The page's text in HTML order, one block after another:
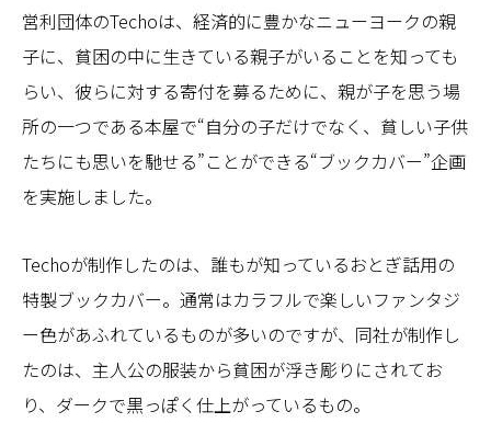
営利団体のTechoは、経済的に豊かなニューヨークの親
子に、貧困の中に生きている親子がいることを知っても
らい、彼らに対する寄付を募るために、親が子を思う場
所の一つである本屋で“自分の子だけでなく、貧しい子供
たちにも思いを馳せる”ことができる“ブックカバー”企画
を実施しました。
Techoが制作したのは、誰もが知っているおとぎ話用の
特製ブックカバー。通常はカラフルで楽しいファンタジ
ー色があふれているものが多いのですが、同社が制作し
たのは、主人公の服装から貧困が浮き彫りにされてお
り、ダークで黒っぽく仕上がっているもの。